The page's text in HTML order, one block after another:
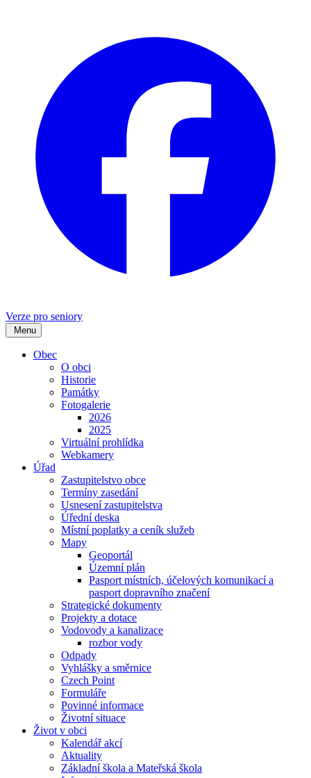
Verze pro seniory
Menu
Obec
O obci
Historie
Památky
Fotogalerie
2026
2025
Virtuální prohlídka
Webkamery
Úřad
Zastupitelstvo obce
Termíny zasedání
Usnesení zastupitelstva
Úřední deska
Místní poplatky a ceník služeb
Mapy
Geoportál
Územní plán
Pasport místních, účelových komunikací a
pasport dopravního značení
Strategické dokumenty
Projekty a dotace
Vodovody a kanalizace
rozbor vody
Odpady
Vyhlášky a směrnice
Czech Point
Formuláře
Povinné informace
Životní situace
Život v obci
Kalendář akcí
Aktuality
Základní škola a Mateřská škola